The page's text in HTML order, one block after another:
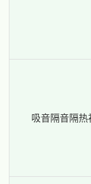
吸音隔音隔热